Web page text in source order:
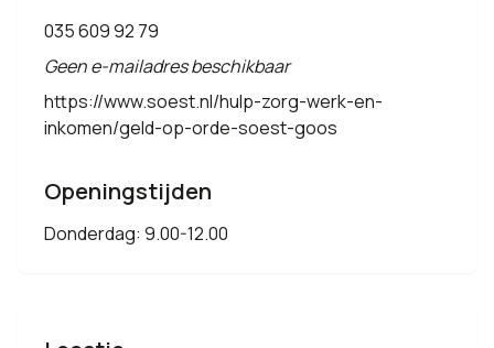
035 609 92 79
Geen e-mailadres beschikbaar
https://www.soest.nl/hulp-zorg-werk-en-
inkomen/geld-op-orde-soest-goos
Openingstijden
Donderdag: 9.00-12.00